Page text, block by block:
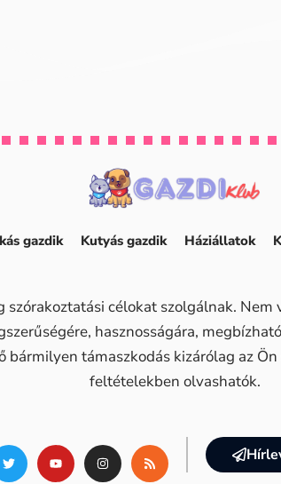
gazdik Kutyás gazdik Háziállatok
célokat szolgálnak.
hasznosságára,
támaszkodás kizárólag az
feltételekben olvashatók.